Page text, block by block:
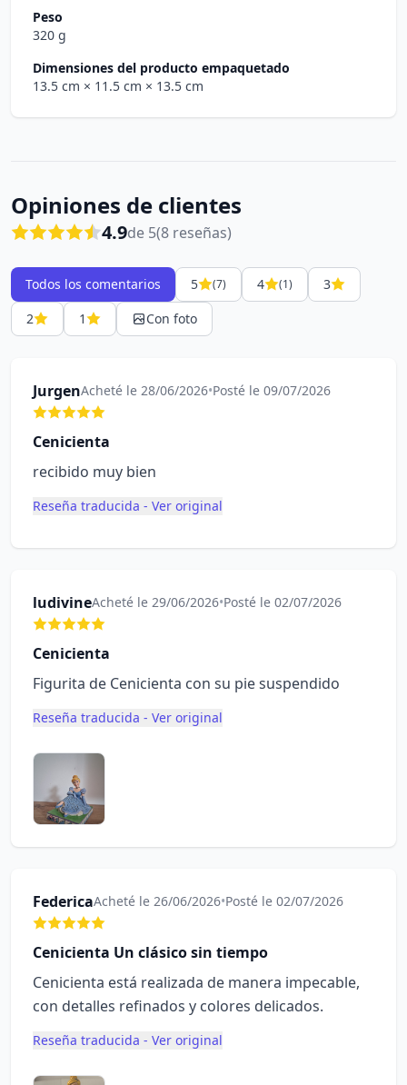
Peso
320 g
Dimensiones del producto empaquetado
13.5 cm × 11.5 cm × 13.5 cm
Opiniones de clientes
4.9de 5(8 reseñas)
Todos los comentarios 5 (7) 4 (1)
3
2
1 Con foto
JurgenAcheté le 28/06/2026•Posté le 09/07/2026
Cenicienta
recibido muy bien
Reseña traducida - Ver original
ludivineAcheté le 29/06/2026•Posté le 02/07/2026
Cenicienta
Figurita de Cenicienta con su pie suspendido
Reseña traducida - Ver original
FedericaAcheté le 26/06/2026•Posté le 02/07/2026
Cenicienta Un clásico sin tiempo
Cenicienta está realizada de manera impecable,
con detalles refinados y colores delicados.
Reseña traducida - Ver original